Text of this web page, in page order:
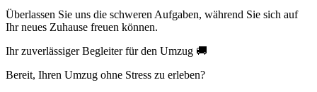
Überlassen Sie uns die schweren Aufgaben, während Sie sich auf
Ihr neues Zuhause freuen können.
Ihr zuverlässiger Begleiter für den Umzug 🚚
Bereit, Ihren Umzug ohne Stress zu erleben?